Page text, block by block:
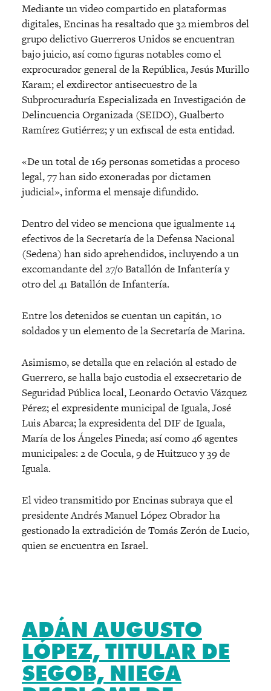
Mediante un video compartido en plataformas
digitales, Encinas ha resaltado que 32 miembros del
grupo delictivo Guerreros Unidos se encuentran
bajo juicio, así como figuras notables como el
exprocurador general de la República, Jesús Murillo
Karam; el exdirector antisecuestro de la
Subprocuraduría Especializada en Investigación de
Delincuencia Organizada (SEIDO), Gualberto
Ramírez Gutiérrez; y un exfiscal de esta entidad.
«De un total de 169 personas sometidas a proceso
legal, 77 han sido exoneradas por dictamen
judicial», informa el mensaje difundido.
Dentro del video se menciona que igualmente 14
efectivos de la Secretaría de la Defensa Nacional
(Sedena) han sido aprehendidos, incluyendo a un
excomandante del 27/o Batallón de Infantería y
otro del 41 Batallón de Infantería.
Entre los detenidos se cuentan un capitán, 10
soldados y un elemento de la Secretaría de Marina.
Asimismo, se detalla que en relación al estado de
Guerrero, se halla bajo custodia el exsecretario de
Seguridad Pública local, Leonardo Octavio Vázquez
Pérez; el expresidente municipal de Iguala, José
Luis Abarca; la expresidenta del DIF de Iguala,
María de los Ángeles Pineda; así como 46 agentes
municipales: 2 de Cocula, 9 de Huitzuco y 39 de
Iguala.
El video transmitido por Encinas subraya que el
presidente Andrés Manuel López Obrador ha
gestionado la extradición de Tomás Zerón de Lucio,
quien se encuentra en Israel.
ADÁN AUGUSTO
LÓPEZ, TITULAR DE
SEGOB, NIEGA